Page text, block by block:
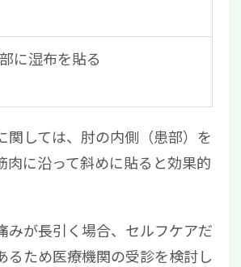
に湿布を貼る
関しては、肘の内側（患部）を
肉に沿って斜めに貼ると効果的
みが長引く場合、セルフケアだ
るため医療機関の受診を検討し